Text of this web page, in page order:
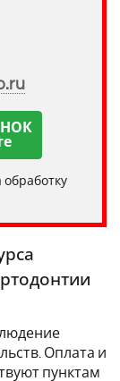
обработку
Оплата и
пунктам